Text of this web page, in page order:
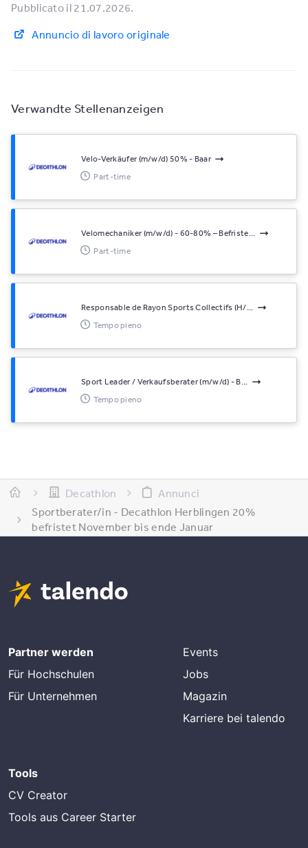
Verwandte Stellenanzeigen
Velo-Verkäufer (m/w/d) 50% - Baar
Part-time
Velomechaniker (m/w/d) - 60-80% – Befriste...
Part-time
Responsable de Rayon Sports Collectifs (H/...
Tempo pieno
Sport Leader / Verkaufsberater (m/w/d) - B...
Tempo pieno
Pubblicato il 21.07.2026.
Annuncio di lavoro originale
Decathlon
Annunci
Sportberater/in - Decathlon Herblingen 20%
befristet November bis ende Januar
Partner werden
Für Hochschulen
Für Unternehmen
Events
Jobs
Magazin
Karriere bei talendo
Tools
CV Creator
Tools aus Career Starter